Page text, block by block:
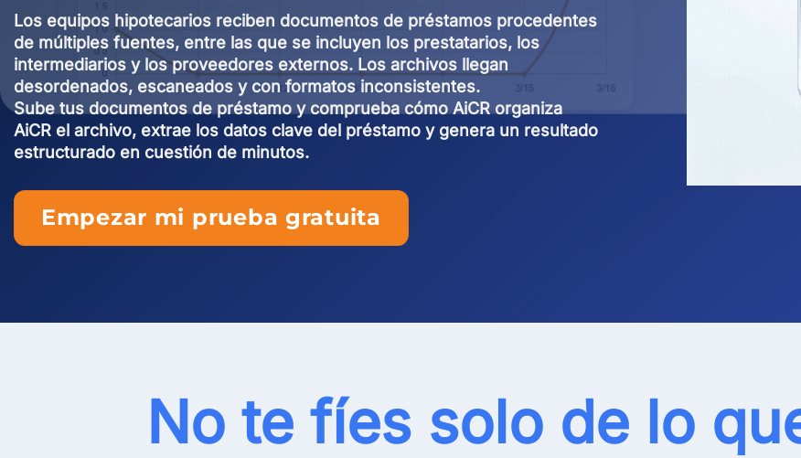
Los equipos hipotecarios reciben documentos de préstamos procedentes
de múltiples fuentes, entre las que se incluyen los prestatarios, los
intermediarios y los proveedores externos. Los archivos llegan
desordenados, escaneados y con formatos inconsistentes.
Sube tus documentos de préstamo y comprueba cómo AiCR organiza
AiCR el archivo, extrae los datos clave del préstamo y genera un resultado
estructurado en cuestión de minutos.
Empezar mi prueba gratuita
No te fíes solo de lo